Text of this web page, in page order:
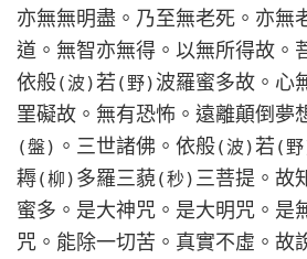
亦無無明盡。乃至無老死。亦無
道。無智亦無得。以無所得故。
依般(波)若 (野) 波羅蜜多故。心
罣礙故。無有恐怖。遠離顛倒夢
(盤) 。三世諸佛。依般(波)若 (
耨(柳) 多羅三藐 (秒) 三菩提。故
蜜多。是大神咒。是大明咒。是
咒。能除一切苦。真實不虛。故